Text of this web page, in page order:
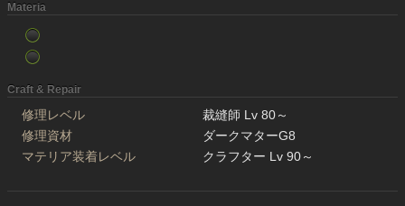
Materia
Craft & Repair
修理レベル
裁縫師 Lv 80～
修理資材
ダークマターG8
マテリア装着レベル
クラフター Lv 90～